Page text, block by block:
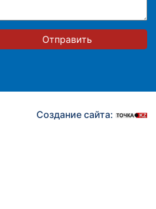
Отправить
Создание сайта: